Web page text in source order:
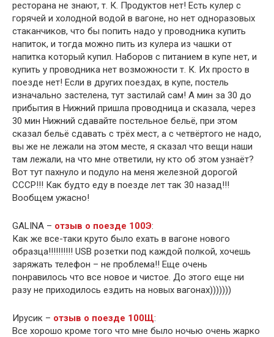
ресторана не знают, т. К. Продуктов нет! Есть кулер с
горячей и холодной водой в вагоне, но нет одноразовых
стаканчиков, что бы попить надо у проводника купить
напиток, и тогда можно пить из кулера из чашки от
напитка который купил. Наборов с питанием в купе нет, и
купить у проводника нет возможности т. К. Их просто в
поезде нет! Если в других поездах, в купе, постель
изначально застелена, тут застилай сам! А мин за 30 до
прибытия в Нижний пришла проводница и сказала, через
30 мин Нижний сдавайте постельное бельё, при этом
сказал бельё сдавать с трёх мест, а с четвёртого не надо,
вы же не лежали на этом месте, я сказал что вещи наши
там лежали, на что мне ответили, ну кто об этом узнаёт?
Вот тут пахнуло и подуло на меня железной дорогой
СССР!!! Как будто еду в поезде лет так 30 назад!!!
Вообщем ужасно!
GALINA – отзыв о поезде 100Э:
Как же все-таки круто было ехать в вагоне нового
образца!!!!!!!!!! USB розетки под каждой полкой, хочешь
заряжать телефон – не проблема!! Еще очень
понравилось что все новое и чистое. До этого еще ни
разу не приходилось ездить на новых вагонах)))))))
Ирусик – отзыв о поезде 100Щ:
Все хорошо кроме того что мне было ночью очень жарко